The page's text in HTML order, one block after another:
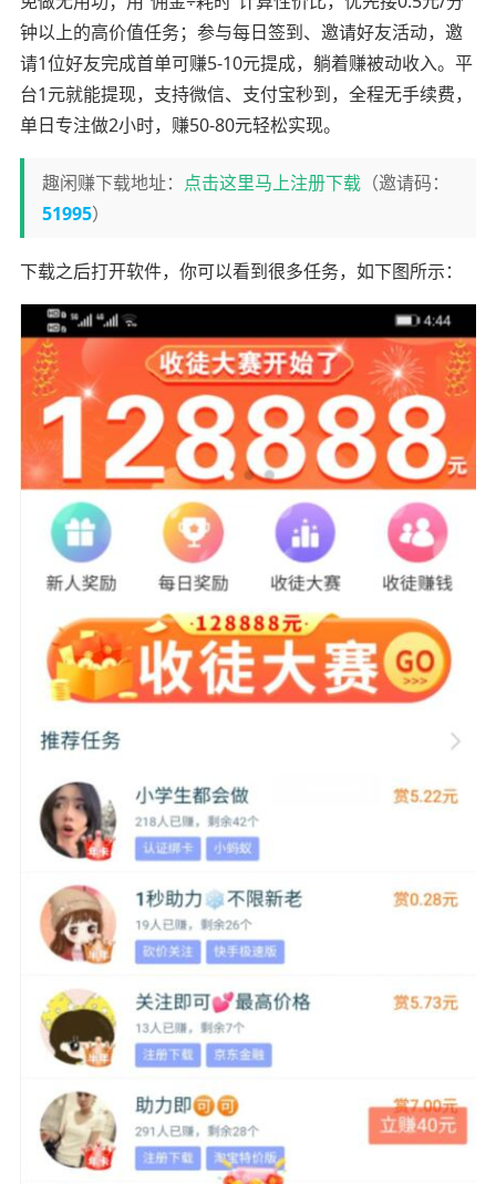
钟以上的高价值任务；参与每日签到、邀请好友活动，邀
请1位好友完成首单可赚5-10元提成，躺着赚被动收入。平
台1元就能提现，支持微信、支付宝秒到，全程无手续费，
单日专注做2小时，赚50-80元轻松实现。
趣闲赚下载地址： 点击这里马上注册下载（邀请码：
51995）
下载之后打开软件，你可以看到很多任务，如下图所示：